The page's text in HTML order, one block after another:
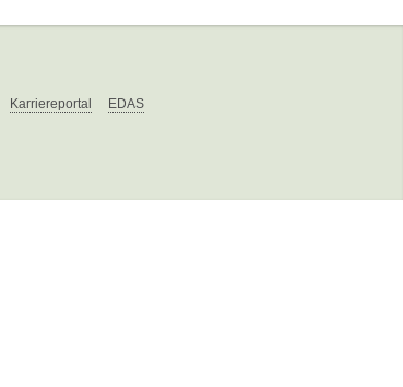
Karriereportal EDAS